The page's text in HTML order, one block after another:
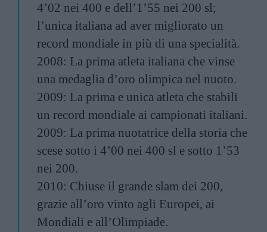
4’02 nei 400 e dell’1’55 nei 200 sl;
l’unica italiana ad aver migliorato un
record mondiale in più di una specialità.
2008: La prima atleta italiana che vinse
una medaglia d’oro olimpica nel nuoto.
2009: La prima e unica atleta che stabilì
un record mondiale ai campionati italiani.
2009: La prima nuotatrice della storia che
scese sotto i 4’00 nei 400 sl e sotto 1’53
nei 200.
2010: Chiuse il grande slam dei 200,
grazie all’oro vinto agli Europei, ai
Mondiali e all’Olimpiade.